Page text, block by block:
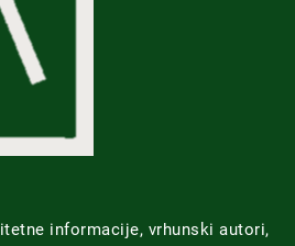
informacije, vrhunski autori,